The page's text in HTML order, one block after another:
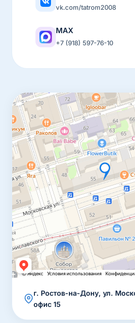
vk.com/tatrom2008
MAX
+7 (918) 597-76-10
г. Ростов-на-Дону, ул.
офис 15